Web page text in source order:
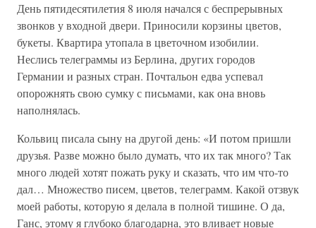
День пятидесятилетия 8 июля начался с беспрерывных
звонков у входной двери. Приносили корзины цветов,
букеты. Квартира утопала в цветочном изобилии.
Неслись телеграммы из Берлина, других городов
Германии и разных стран. Почтальон едва успевал
опорожнять свою сумку с письмами, как она вновь
наполнялась.
Кольвиц писала сыну на другой день: «И потом пришли
друзья. Разве можно было думать, что их так много? Так
много людей хотят пожать руку и сказать, что им что-то
дал… Множество писем, цветов, телеграмм. Какой отзвук
моей работы, которую я делала в полной тишине. О да,
Ганс, этому я глубоко благодарна, это вливает новые